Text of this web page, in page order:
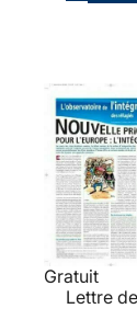
Gratuit
Lettre